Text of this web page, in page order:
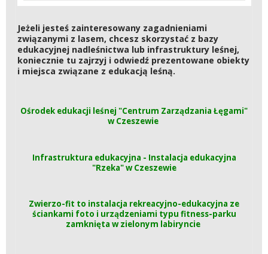
Jeżeli jesteś zainteresowany zagadnieniami
związanymi z lasem, chcesz skorzystać z bazy
edukacyjnej nadleśnictwa lub infrastruktury leśnej,
koniecznie tu zajrzyj i odwiedź prezentowane obiekty
i miejsca związane z edukacją leśną.
Ośrodek edukacji leśnej "Centrum Zarządzania Łęgami"
w Czeszewie
Infrastruktura edukacyjna - Instalacja edukacyjna
"Rzeka" w Czeszewie
Zwierzo-fit to instalacja rekreacyjno-edukacyjna ze
ściankami foto i urządzeniami typu fitness-parku
zamknięta w zielonym labiryncie